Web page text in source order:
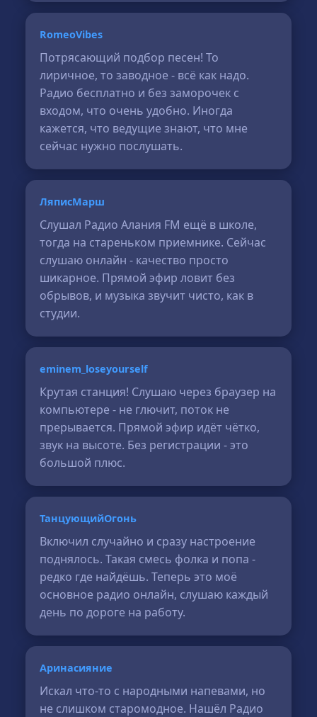
RomeoVibes
Потрясающий подбор песен! То
лиричное, то заводное - всё как надо.
Радио бесплатно и без заморочек с
входом, что очень удобно. Иногда
кажется, что ведущие знают, что мне
сейчас нужно послушать.
ЛяписМарш
Слушал Радио Алания FM ещё в школе,
тогда на стареньком приемнике. Сейчас
слушаю онлайн - качество просто
шикарное. Прямой эфир ловит без
обрывов, и музыка звучит чисто, как в
студии.
eminem_loseyourself
Крутая станция! Слушаю через браузер на
компьютере - не глючит, поток не
прерывается. Прямой эфир идёт чётко,
звук на высоте. Без регистрации - это
большой плюс.
ТанцующийОгонь
Включил случайно и сразу настроение
поднялось. Такая смесь фолка и попа -
редко где найдёшь. Теперь это моё
основное радио онлайн, слушаю каждый
день по дороге на работу.
Аринасияние
Искал что-то с народными напевами, но
не слишком старомодное. Нашёл Радио